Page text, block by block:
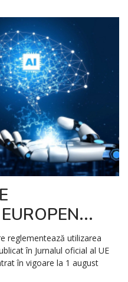
reglementează utilizarea
în Jurnalul oficial al UE
în vigoare la 1 august